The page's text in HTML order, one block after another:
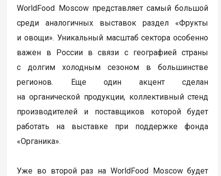
WorldFood Moscow представляет самый большой
среди аналогичных выставок раздел «Фрукты
и овощи». Уникальный масштаб сектора особенно
важен в России в связи с географией страны
с долгим холодным сезоном в большинстве
регионов. Еще один акцент сделан
на органической продукции, коллективный стенд
производителей и поставщиков которой будет
работать на выставке при поддержке фонда
«Органика».
Уже во второй раз на WorldFood Moscow будет